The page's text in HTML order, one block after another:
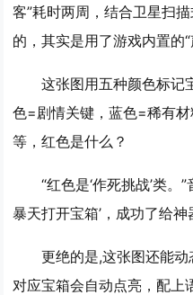
客”耗时两周，结合卫星扫
的，其实是用了游戏内置的
这张图用五种颜色标记
色=剧情关键，蓝色=稀有
等，红色是什么？
“红色是‘作死挑战’类。
暴天打开宝箱’，成功了给
更绝的是,这张图还能动
对应宝箱会自动点亮，配上